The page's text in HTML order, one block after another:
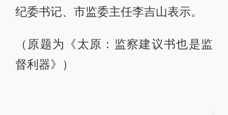
纪委书记、市监委主任李吉山表示。
（原题为《太原：监察建议书也是监
督利器》）